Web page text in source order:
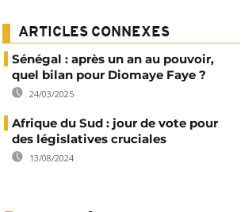
ARTICLES CONNEXES
Sénégal : après un an au pouvoir,
quel bilan pour Diomaye Faye ?
24/03/2025
Afrique du Sud : jour de vote pour
des législatives cruciales
13/08/2024